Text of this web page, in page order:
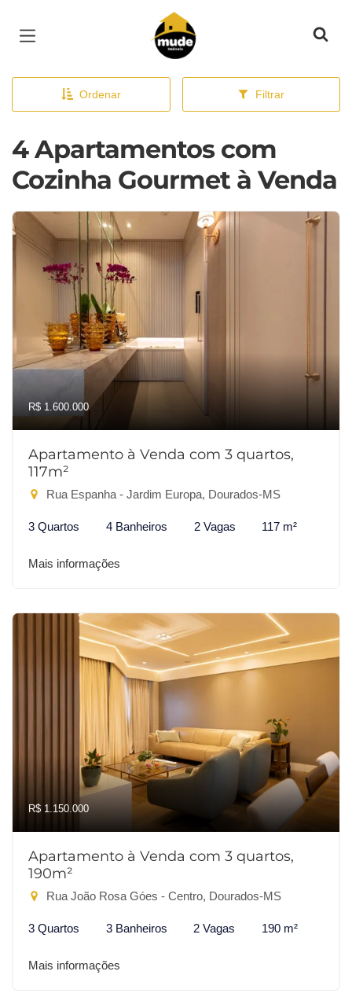
Página inicial
Ordenar Filtrar
4 Apartamentos com
Cozinha Gourmet à Venda
R$ 1.600.000
Apartamento à Venda com 3 quartos,
117m²
Rua Espanha - Jardim Europa, Dourados-MS
3 Quartos 4 Banheiros 2 Vagas 117 m²
Mais informações
R$ 1.150.000
Apartamento à Venda com 3 quartos,
190m²
Rua João Rosa Góes - Centro, Dourados-MS
3 Quartos 3 Banheiros 2 Vagas 190 m²
Mais informações